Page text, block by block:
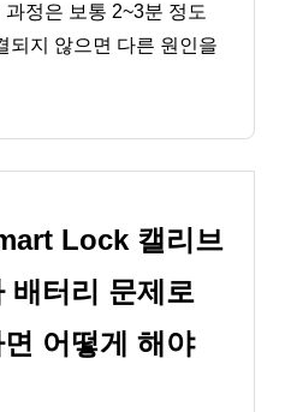
정은 보통 2~3분 정도
되지 않으면 다른 원인을
Lock 캘리브
배터리 문제로
어떻게 해야